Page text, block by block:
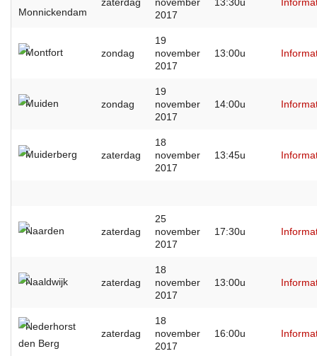
Monnickendam
2017
Montfort zondag
19
november
2017
13:00u
Muiden zondag
19
november
2017
14:00u
Muiderberg zaterdag
18
november
2017
13:45u
Naarden zaterdag
25
november
2017
17:30u
Naaldwijk zaterdag
18
november
2017
13:00u
Nederhorst
den Berg
zaterdag
18
november
2017
16:00u